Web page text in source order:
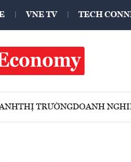
VNE TV TECH
THỊ TRƯỜNGDOANH